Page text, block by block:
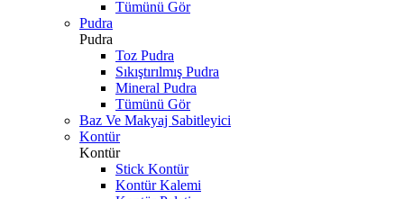
Tümünü Gör
Pudra
Pudra
Toz Pudra
Sıkıştırılmış Pudra
Mineral Pudra
Tümünü Gör
Baz Ve Makyaj Sabitleyici
Kontür
Kontür
Stick Kontür
Kontür Kalemi